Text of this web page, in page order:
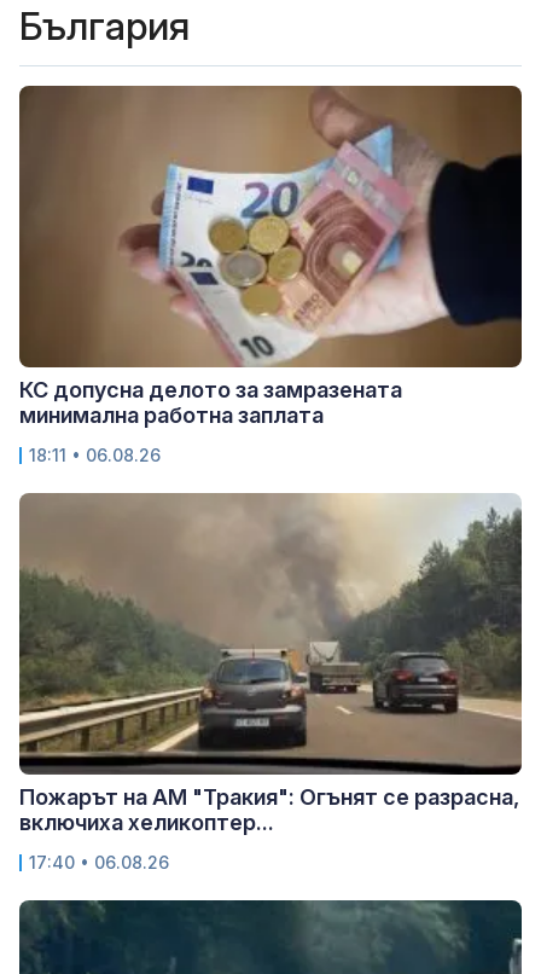
България
КС допусна делото за замразената
минимална работна заплата
18:11 • 06.08.26
Пожарът на АМ "Тракия": Огънят се разрасна,
включиха хеликоптер...
17:40 • 06.08.26